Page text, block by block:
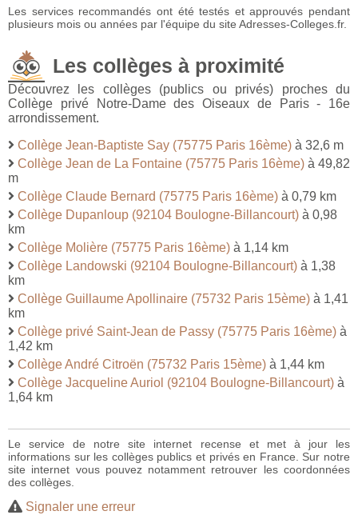
Les services recommandés ont été testés et approuvés pendant
plusieurs mois ou années par l'équipe du site Adresses-Colleges.fr.
Les collèges à proximité
Découvrez les collèges (publics ou privés) proches du
Collège privé Notre-Dame des Oiseaux de Paris - 16e
arrondissement.
Collège Jean-Baptiste Say (75775 Paris 16ème) à 32,6 m
Collège Jean de La Fontaine (75775 Paris 16ème) à 49,82
m
Collège Claude Bernard (75775 Paris 16ème) à 0,79 km
Collège Dupanloup (92104 Boulogne-Billancourt) à 0,98
km
Collège Molière (75775 Paris 16ème) à 1,14 km
Collège Landowski (92104 Boulogne-Billancourt) à 1,38
km
Collège Guillaume Apollinaire (75732 Paris 15ème) à 1,41
km
Collège privé Saint-Jean de Passy (75775 Paris 16ème) à
1,42 km
Collège André Citroën (75732 Paris 15ème) à 1,44 km
Collège Jacqueline Auriol (92104 Boulogne-Billancourt) à
1,64 km
Le service de notre site internet recense et met à jour les
informations sur les collèges publics et privés en France. Sur notre
site internet vous pouvez notamment retrouver les coordonnées
des collèges.
Signaler une erreur